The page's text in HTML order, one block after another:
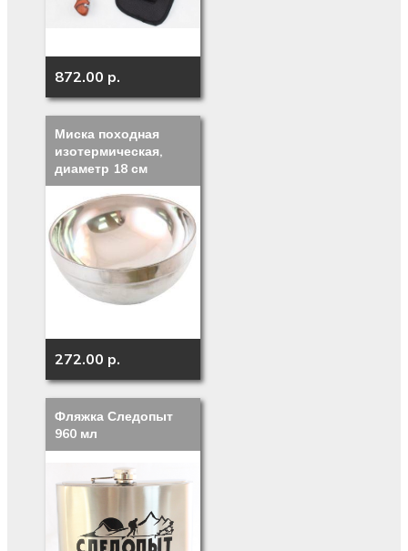
872.00 p.
Миска походная
изотермическая,
диаметр 18 см
272.00 p.
Фляжка Следопыт
960 мл